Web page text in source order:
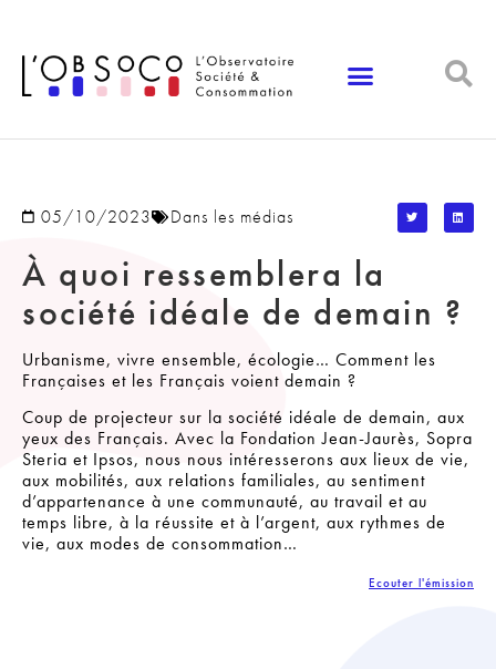
05/10/2023 Dans les médias
À quoi ressemblera la
société idéale de demain ?
Urbanisme, vivre ensemble, écologie… Comment les
Françaises et les Français voient demain ?
Coup de projecteur sur la société idéale de demain, aux
yeux des Français. Avec la Fondation Jean-Jaurès, Sopra
Steria et Ipsos, nous nous intéresserons aux lieux de vie,
aux mobilités, aux relations familiales, au sentiment
d’appartenance à une communauté, au travail et au
temps libre, à la réussite et à l’argent, aux rythmes de
vie, aux modes de consommation…
Ecouter l'émission